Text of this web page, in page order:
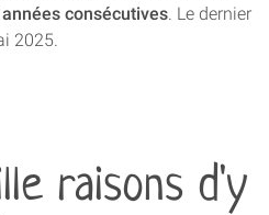
consécutives. Le dernier
2025.
raisons d'y